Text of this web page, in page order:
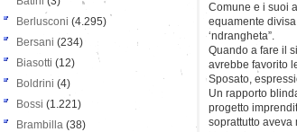
Comune e i suoi
equamente
‘ndrangheta”.
Quando a fare il
avrebbe favorito
Sposato,
Un rapporto
progetto
soprattutto aveva
Berlusconi (4.295)
Bersani (234)
Biasotti (12)
Boldrini (4)
Bossi (1.221)
Brambilla (38)